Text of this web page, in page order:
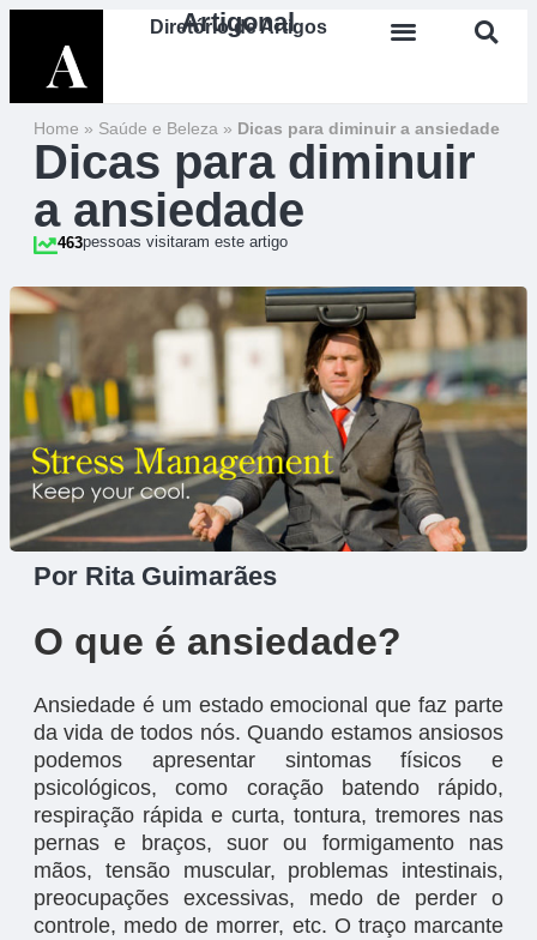
Artigonal
Diretório de Artigos
Home » Saúde e Beleza » Dicas para diminuir a ansiedade
Dicas para diminuir
a ansiedade
463pessoas visitaram este artigo
Por Rita Guimarães
O que é ansiedade?
Ansiedade é um estado emocional que faz parte
da vida de todos nós. Quando estamos ansiosos
podemos apresentar sintomas físicos e
psicológicos, como coração batendo rápido,
respiração rápida e curta, tontura, tremores nas
pernas e braços, suor ou formigamento nas
mãos, tensão muscular, problemas intestinais,
preocupações excessivas, medo de perder o
controle, medo de morrer, etc. O traço marcante